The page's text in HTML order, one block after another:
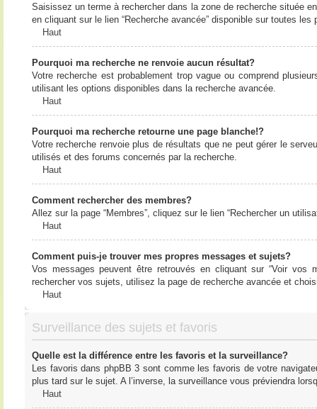
Saisissez un terme à rechercher dans la zone de recherche située
en cliquant sur le lien “Recherche avancée” disponible sur toutes
Haut
Pourquoi ma recherche ne renvoie aucun résultat?
Votre recherche est probablement trop vague ou comprend
utilisant les options disponibles dans la recherche avancée.
Haut
Pourquoi ma recherche retourne une page blanche!?
Votre recherche renvoie plus de résultats que ne peut gérer le
utilisés et des forums concernés par la recherche.
Haut
Comment rechercher des membres?
Allez sur la page “Membres”, cliquez sur le lien “Rechercher un
Haut
Comment puis-je trouver mes propres messages et sujets?
Vos messages peuvent être retrouvés en cliquant sur “Voir vos
rechercher vos sujets, utilisez la page de recherche avancée et
Haut
Surveillance des sujets et favoris
Quelle est la différence entre les favoris et la surveillance?
Les favoris dans phpBB 3 sont comme les favoris de votre
plus tard sur le sujet. A l’inverse, la surveillance vous préviendra
Haut